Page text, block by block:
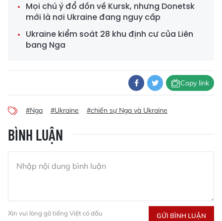
Mọi chú ý đổ dồn về Kursk, nhưng Donetsk
mới là nơi Ukraine đang nguy cấp
Ukraine kiểm soát 28 khu định cư của Liên
bang Nga
Copy link
#Nga #Ukraine #chiến sự Nga và Ukraine
BÌNH LUẬN
Xin vui lòng gõ tiếng Việt có dấu GỬI BÌNH LUẬN